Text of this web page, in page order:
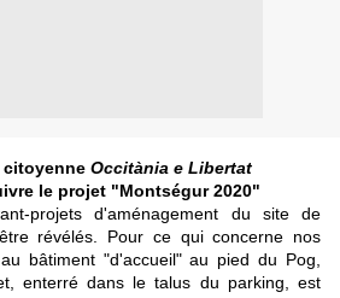
Occitània e Libertat
le projet "Montségur 2020"
d'aménagement du site de
révélés. Pour ce qui concerne nos
bâtiment "d'accueil" au pied du Pog,
enterré dans le talus du parking, est